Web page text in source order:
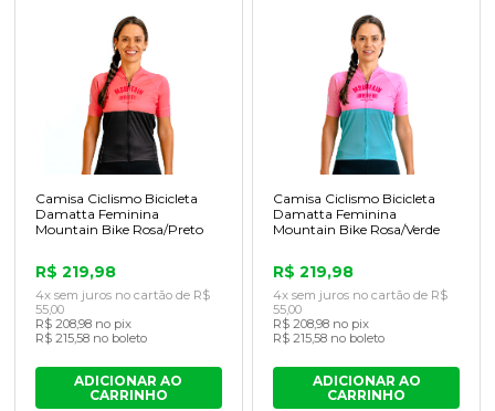
Camisa Ciclismo Bicicleta
Damatta Feminina
Mountain Bike Rosa/Preto
R$ 219,98
4x sem juros no cartão de R$
55,00
R$ 208,98 no pix
R$ 215,58 no boleto
ADICIONAR AO
CARRINHO
Camisa Ciclismo Bicicleta
Damatta Feminina
Mountain Bike Rosa/Verde
R$ 219,98
4x sem juros no cartão de R$
55,00
R$ 208,98 no pix
R$ 215,58 no boleto
ADICIONAR AO
CARRINHO